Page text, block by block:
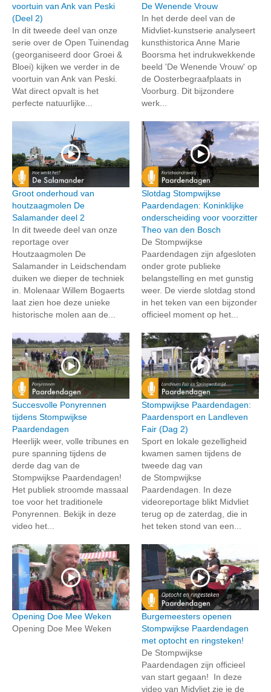
voortuin van Ank van Peski
(Deel 2)
In dit tweede deel van onze
serie over de Open Tuinendag
(georganiseerd door Groei &
Bloei) kijken we verder in de
voortuin van Ank van Peski.
Wat direct opvalt is het
perfecte natuurlijke...
De Wenende Vrouw
In het derde deel van de
Midvliet-kunstserie analyseert
kunsthistorica Anne Marie
Boorsma het indrukwekkende
beeld 'De Wenende Vrouw' op
de Oosterbegraafplaats in
Voorburg. Dit bijzondere
werk...
Groot onderhoud van
houtzaagmolen De
Salamander deel 2
In dit tweede deel van onze
reportage over
Houtzaagmolen De
Salamander in Leidschendam
duiken we dieper de techniek
in. Molenaar Willem Bogaerts
laat zien hoe deze unieke
historische molen aan de...
Slotdag Stompwijkse
Paardendagen: Koninklijke
onderscheiding voor voorzitter
Theo van den Bosch
De Stompwijkse
Paardendagen zijn afgesloten
onder grote publieke
belangstelling en met gunstig
weer. De vierde slotdag stond
in het teken van een bijzonder
officieel moment op het...
Succesvolle Ponyrennen
tijdens Stompwijkse
Paardendagen
Heerlijk weer, volle tribunes en
pure spanning tijdens de
derde dag van de
Stompwijkse Paardendagen!
Het publiek stroomde massaal
toe voor het traditionele
Ponyrennen. Bekijk in deze
video het...
Stompwijkse Paardendagen:
Paardensport en Landleven
Fair (Dag 2)
Sport en lokale gezelligheid
kwamen samen tijdens de
tweede dag van
de Stompwijkse
Paardendagen. In deze
videoreportage blikt Midvliet
terug op de zaterdag, die in
het teken stond van een...
Opening Doe Mee Weken
Opening Doe Mee Weken
Burgemeesters openen
Stompwijkse Paardendagen
met optocht en ringsteken!
De Stompwijkse
Paardendagen zijn officieel
van start gegaan! In deze
video van Midvliet zie je de